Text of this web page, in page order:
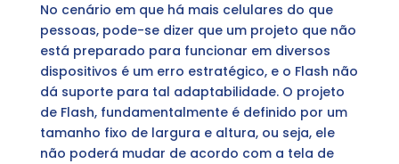
No cenário em que há mais celulares do que
pessoas, pode-se dizer que um projeto que não
está preparado para funcionar em diversos
dispositivos é um erro estratégico, e o Flash não
dá suporte para tal adaptabilidade. O projeto
de Flash, fundamentalmente é definido por um
tamanho fixo de largura e altura, ou seja, ele
não poderá mudar de acordo com a tela de